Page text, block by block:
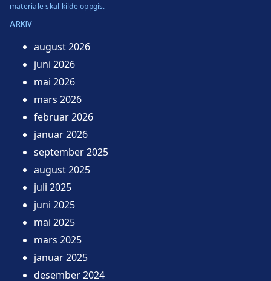
materiale skal kilde oppgis.
ARKIV
august 2026
juni 2026
mai 2026
mars 2026
februar 2026
januar 2026
september 2025
august 2025
juli 2025
juni 2025
mai 2025
mars 2025
januar 2025
desember 2024